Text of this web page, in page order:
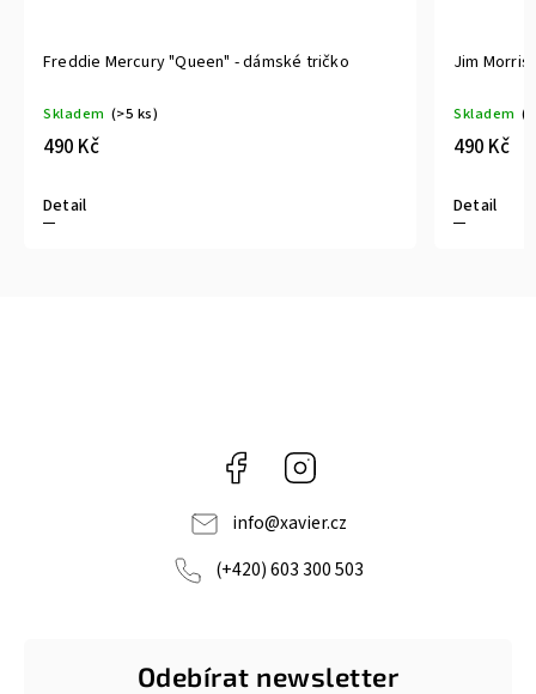
Freddie Mercury "Queen" - dámské tričko
Skladem (>5 ks)
490 Kč
Detail
Jim
Skladem
490 Kč
Detail
Facebook
info@xavier.cz
(+420) 603 300 503
Odebírat newsletter